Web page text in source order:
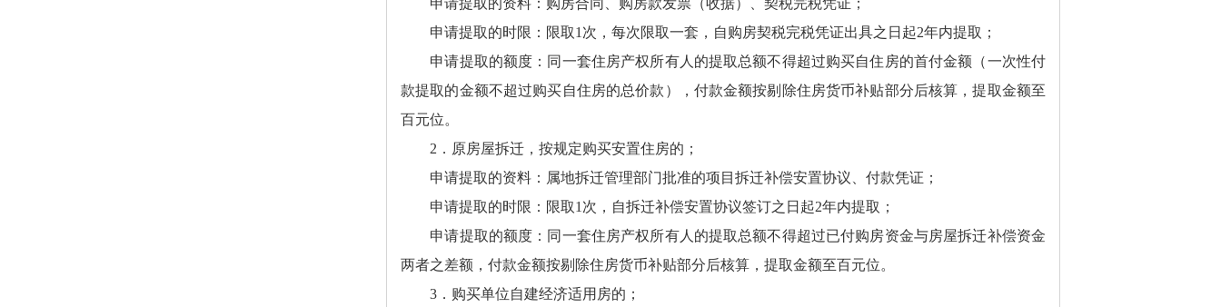
申请提取的资料：购房合同、购房款发票（收据）、契税完税凭证；
申请提取的时限：限取1 次，每次限取一套，自购房契税完税凭证出具之日起2年内提取；
申请提取的额度：同一套住房产权所有人的提取总额不得超过购买自住房的首付金额（一次性付
款提取的金额不超过购买自住房的总价款），付款金额按剔除住房货币补贴部分后核算，提取金额至
百元位。
2 ．原房屋拆迁，按规定购买安置住房的；
申请提取的资料：属地拆迁管理部门批准的项目拆迁补偿安置协议、付款凭证；
申请提取的时限：限取1 次，自拆迁补偿安置协议签订之日起2年内提取；
申请提取的额度：同一套住房产权所有人的提取总额不得超过已付购房资金与房屋拆迁补偿资金
两者之差额，付款金额按剔除住房货币补贴部分后核算，提取金额至百元位。
3 ．购买单位自建经济适用房的；